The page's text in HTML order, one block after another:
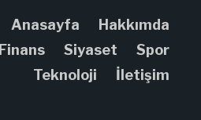
Anasayfa
Hakkımda
Finans
Siyaset
Spor
Teknoloji
İletişim